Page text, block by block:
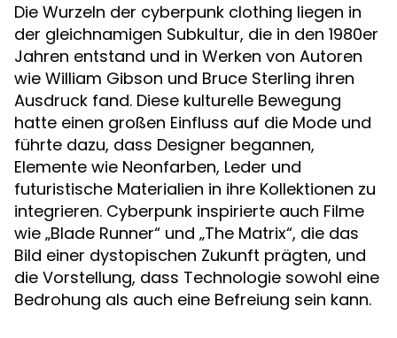
Die Wurzeln der cyberpunk clothing liegen in
der gleichnamigen Subkultur, die in den 1980er
Jahren entstand und in Werken von Autoren
wie William Gibson und Bruce Sterling ihren
Ausdruck fand. Diese kulturelle Bewegung
hatte einen großen Einfluss auf die Mode und
führte dazu, dass Designer begannen,
Elemente wie Neonfarben, Leder und
futuristische Materialien in ihre Kollektionen zu
integrieren. Cyberpunk inspirierte auch Filme
wie „Blade Runner“ und „The Matrix“, die das
Bild einer dystopischen Zukunft prägten, und
die Vorstellung, dass Technologie sowohl eine
Bedrohung als auch eine Befreiung sein kann.